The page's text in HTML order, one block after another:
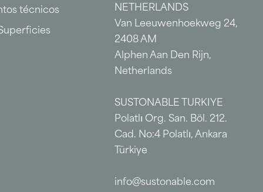
técnicos
NETHERLANDS
Van Leeuwenhoekweg 24,
2408 AM
Alphen Aan Den Rijn,
Netherlands
SUSTONABLE TURKIYE
Polatlı Org. San. Böl. 212.
Cad. No:4 Polatlı, Ankara
Türkiye
info@sustonable.com